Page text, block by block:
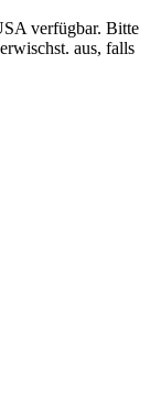
verfügbar. Bitte
aus, falls